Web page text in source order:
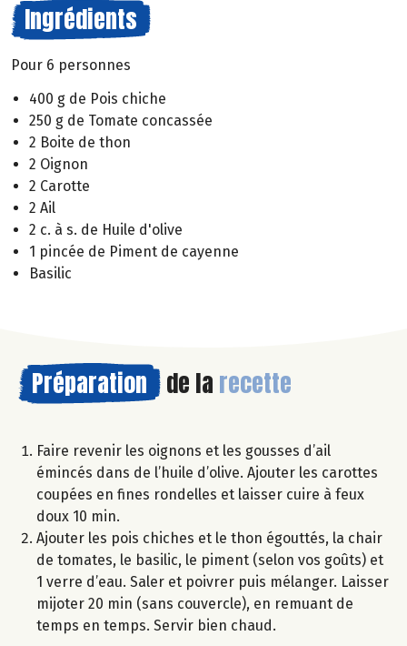
Ingrédients
Pour 6 personnes
400 g de Pois chiche
250 g de Tomate concassée
2 Boite de thon
2 Oignon
2 Carotte
2 Ail
2 c. à s. de Huile d'olive
1 pincée de Piment de cayenne
Basilic
Préparation de la recette
Faire revenir les oignons et les gousses d’ail
émincés dans de l’huile d’olive. Ajouter les carottes
coupées en fines rondelles et laisser cuire à feux
doux 10 min.
Ajouter les pois chiches et le thon égouttés, la chair
de tomates, le basilic, le piment (selon vos goûts) et
1 verre d’eau. Saler et poivrer puis mélanger. Laisser
mijoter 20 min (sans couvercle), en remuant de
temps en temps. Servir bien chaud.